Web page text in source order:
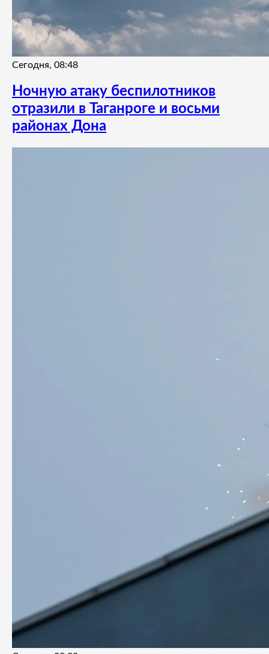
Сегодня, 08:48
Ночную атаку беспилотников
отразили в Таганроге и восьми
районах Дона